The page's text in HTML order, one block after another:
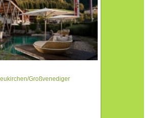
Großvenediger